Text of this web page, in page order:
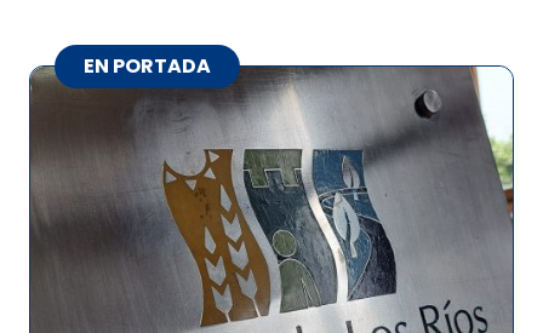
EN PORTADA